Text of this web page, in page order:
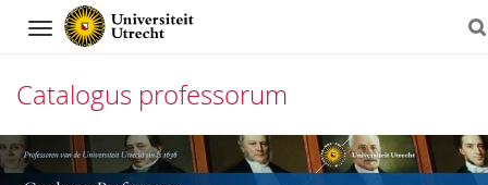
Navigation
Catalogus professorum
Direct